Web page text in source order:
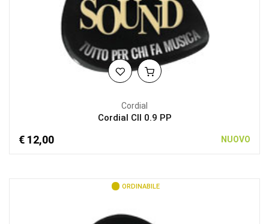
Cordial
Cordial CII 0.9 PP
€ 12,00 NUOVO
ORDINABILE